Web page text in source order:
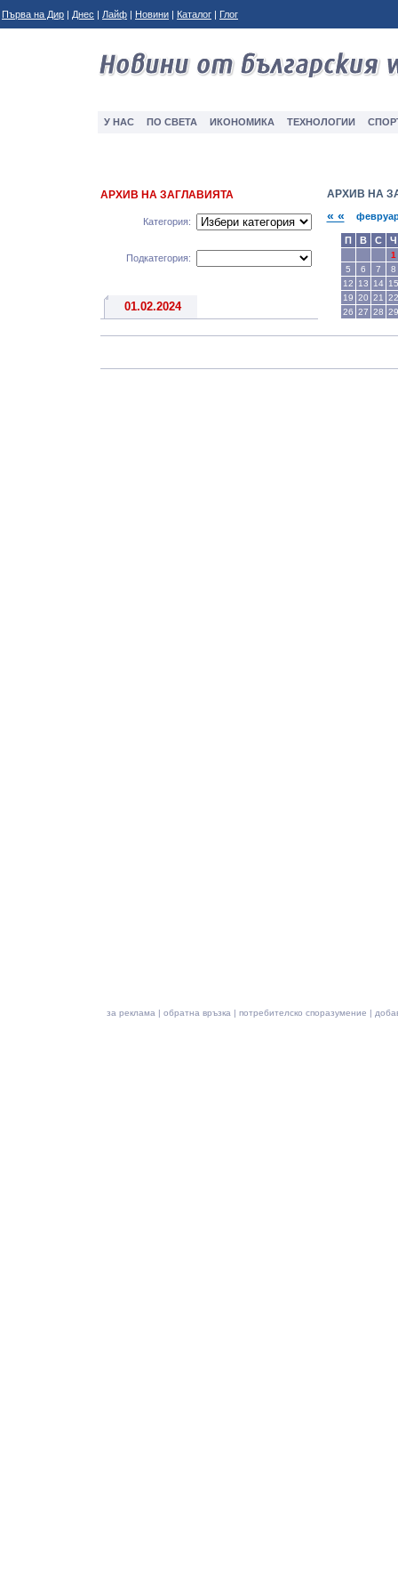
Първа на Дир | Днес | Лайф | Новини | Каталог | Глог
У НАС ПО СВЕТА ИКОНОМИКА ТЕXНОЛОГИИ
АРХИВ НА ЗАГЛАВИЯТА
Категория:
Подкатегория:
АРХИВ НА
« «
П В С Ч
1
5
6 7
8
12
13 14
15
19 20 21
22
26 27 28 29
01.02.2024
за реклама | обратна връзка | потребителско споразумение |